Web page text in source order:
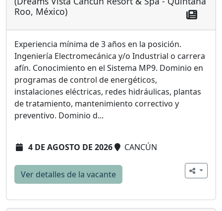
Roo, México)
Experiencia mínima de 3 años en la posición.
Ingeniería Electromecánica y/o Industrial o carrera
afín. Conocimiento en el Sistema MP9. Dominio en
programas de control de energéticos,
instalaciones eléctricas, redes hidráulicas, plantas
de tratamiento, mantenimiento correctivo y
preventivo. Dominio d...
4 DE AGOSTO DE 2026 CANCÚN
Ver detalles de la vacante